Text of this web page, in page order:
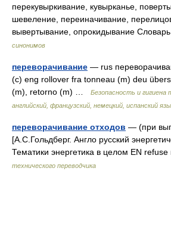
перекувыркивание, кувырканье,
шевеление, переиначивание,
вывертывание, опрокидывание
синонимов
переворачивание — rus
(с) eng rollover fra tonneau (m) deu
(m), retorno (m) …
Безопасность и гигиена
английский, французский, немецкий, испанский
переворачивание отходов — (при
[А.С.Гольдберг. Англо русский
Тематики энергетика в целом EN
технического переводчика